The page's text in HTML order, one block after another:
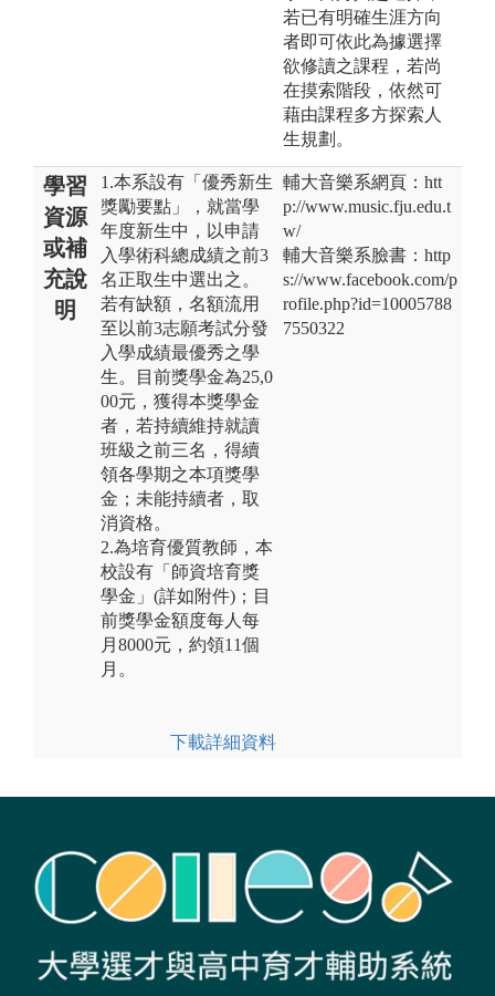
若已有明確生涯方向
者即可依此為據選擇
欲修讀之課程，若尚
在摸索階段，依然可
藉由課程多方探索人
生規劃。
學習
資源
或補
充說
明
1.本系設有「優秀新生
獎勵要點」，就當學
年度新生中，以申請
入學術科總成績之前3
名正取生中選出之。
若有缺額，名額流用
至以前3志願考試分發
入學成績最優秀之學
生。目前獎學金為25,0
00元，獲得本獎學金
者，若持續維持就讀
班級之前三名，得續
領各學期之本項獎學
金；未能持續者，取
消資格。
2.為培育優質教師，本
校設有「師資培育獎
學金」(詳如附件)；目
前獎學金額度每人每
月8000元，約領11個
月。
下載詳細資料
輔大音樂系網頁：htt
p://www.music.fju.edu.t
w/
輔大音樂系臉書：http
s://www.facebook.com/p
rofile.php?id=10005788
7550322